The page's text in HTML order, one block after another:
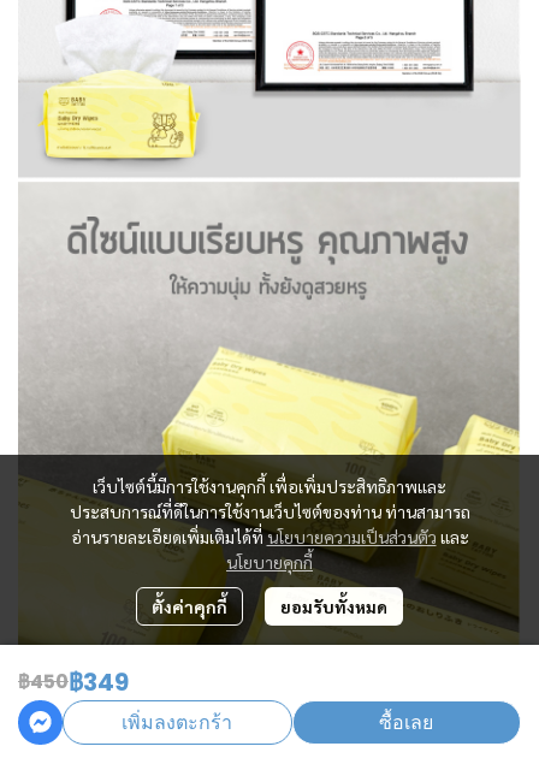
฿450฿349
เพิ่มลงตะกร้า ซื้อเลย
เว็บไซต์นี้มีการใช้งานคุกกี้ เพื่อเพิ่มประสิทธิภาพและ
ประสบการณ์ที่ดีในการใช้งานเว็บไซต์ของท่าน ท่านสามารถ
อ่านรายละเอียดเพิ่มเติมได้ที่นโยบายความเป็นส่วนตัว และ
นโยบายคุกกี้
ตั้งค่าคุกกี้ ยอมรับทั้งหมด